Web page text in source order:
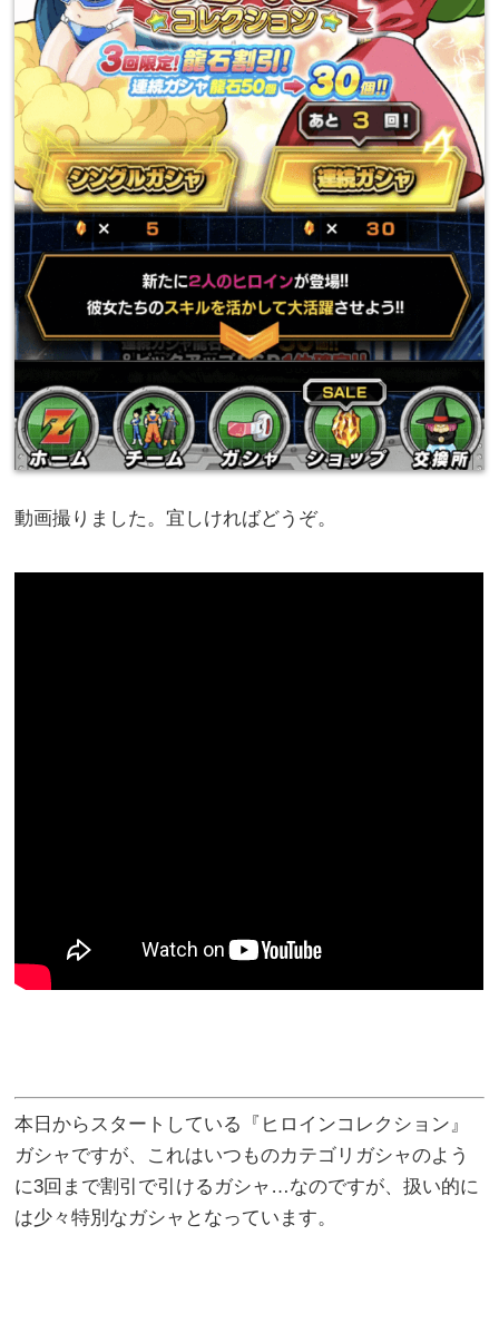
動画撮りました。宜しければどうぞ。
本日からスタートしている『ヒロインコレクション』
ガシャですが、これはいつものカテゴリガシャのよう
に3回まで割引で引けるガシャ…なのですが、扱い的に
は少々特別なガシャとなっています。